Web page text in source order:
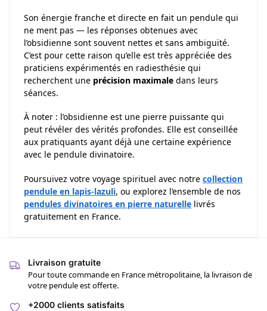
Son énergie franche et directe en fait un pendule qui
ne ment pas — les réponses obtenues avec
l’obsidienne sont souvent nettes et sans ambiguïté.
C’est pour cette raison qu’elle est très appréciée des
praticiens expérimentés en radiesthésie qui
recherchent une précision maximale dans leurs
séances.
À noter : l’obsidienne est une pierre puissante qui
peut révéler des vérités profondes. Elle est conseillée
aux pratiquants ayant déjà une certaine expérience
avec le pendule divinatoire.
Poursuivez votre voyage spirituel avec notre collection
pendule en lapis-lazuli, ou explorez l’ensemble de nos
pendules divinatoires en pierre naturelle livrés
gratuitement en France.
Livraison gratuite
Pour toute commande en France métropolitaine, la livraison de
votre pendule est offerte.
+2000 clients satisfaits